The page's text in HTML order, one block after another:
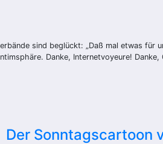
sind beglückt: „Daß mal etwas für
Danke, Internetvoyeure! Danke,
Der Sonntagscartoon